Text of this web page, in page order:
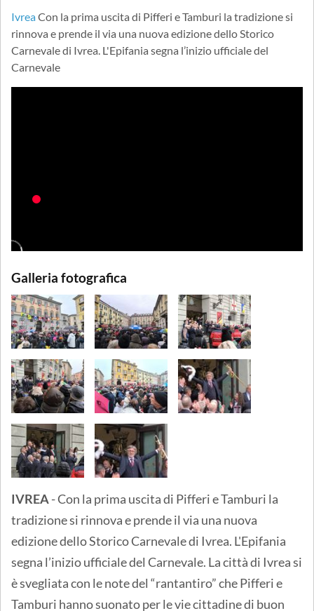
IvreaCon la prima uscita di Pifferi e Tamburi la tradizione si
rinnova e prende il via una nuova edizione dello Storico
Carnevale di Ivrea. L'Epifania segna l’inizio ufficiale del
Carnevale
Galleria fotografica
IVREA- Con la prima uscita di Pifferi e Tamburi la
tradizione si rinnova e prende il via una nuova
edizione dello Storico Carnevale di Ivrea. L'Epifania
segna l’inizio ufficiale del Carnevale. La città di Ivrea si
è svegliata con le note del “rantantiro” che Pifferi e
Tamburi hanno suonato per le vie cittadine di buon